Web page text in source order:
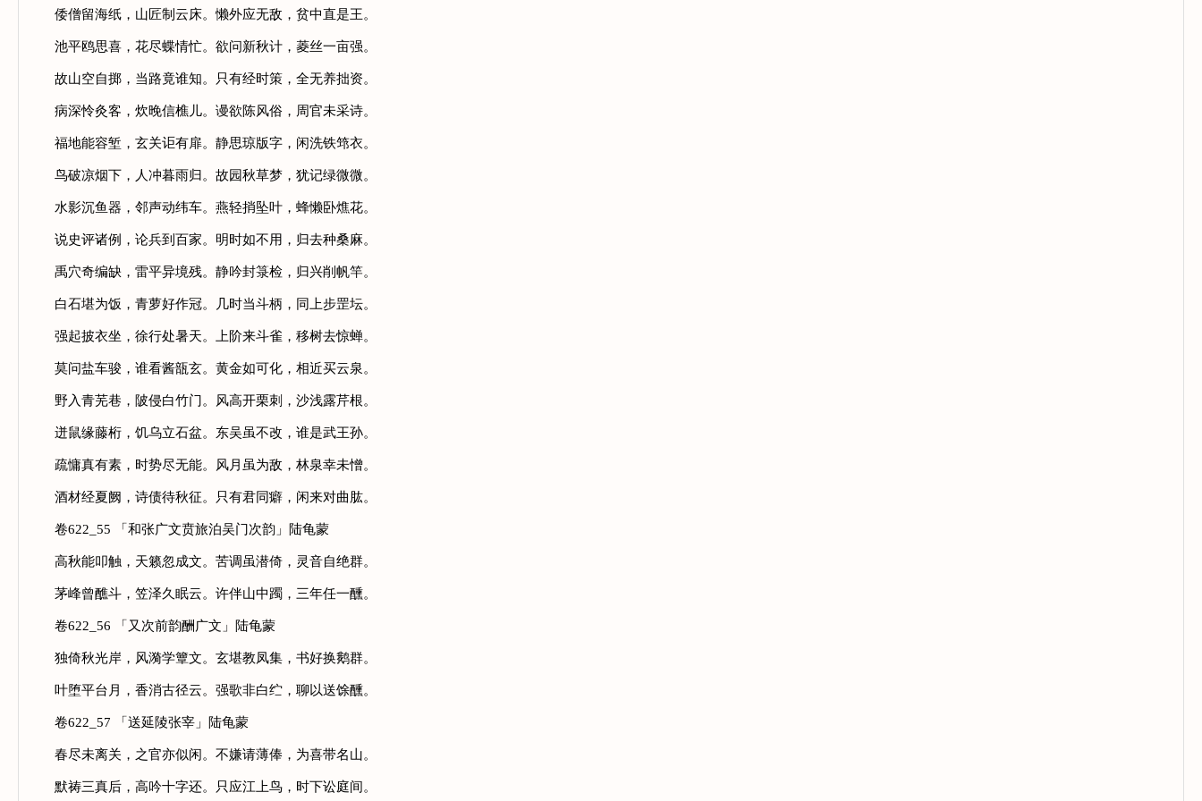
倭僧留海纸，山匠制云床。懒外应无敌，贫中直是王。
池平鸥思喜，花尽蝶情忙。欲问新秋计，菱丝一亩强。
故山空自掷，当路竟谁知。只有经时策，全无养拙资。
病深怜灸客，炊晚信樵儿。谩欲陈风俗，周官未采诗。
福地能容堑，玄关讵有扉。静思琼版字，闲洗铁筇衣。
鸟破凉烟下，人冲暮雨归。故园秋草梦，犹记绿微微。
水影沉鱼器，邻声动纬车。燕轻捎坠叶，蜂懒卧燋花。
说史评诸例，论兵到百家。明时如不用，归去种桑麻。
禹穴奇编缺，雷平异境残。静吟封箓检，归兴削帆竿。
白石堪为饭，青萝好作冠。几时当斗柄，同上步罡坛。
强起披衣坐，徐行处暑天。上阶来斗雀，移树去惊蝉。
莫问盐车骏，谁看酱瓿玄。黄金如可化，相近买云泉。
野入青芜巷，陂侵白竹门。风高开栗刺，沙浅露芹根。
迸鼠缘藤桁，饥乌立石盆。东吴虽不改，谁是武王孙。
疏慵真有素，时势尽无能。风月虽为敌，林泉幸未憎。
酒材经夏阙，诗债待秋征。只有君同癖，闲来对曲肱。
卷622_55 「和张广文贲旅泊吴门次韵」陆龟蒙
高秋能叩触，天籁忽成文。苦调虽潜倚，灵音自绝群。
茅峰曾醮斗，笠泽久眠云。许伴山中躅，三年任一醺。
卷622_56 「又次前韵酬广文」陆龟蒙
独倚秋光岸，风漪学簟文。玄堪教凤集，书好换鹅群。
叶堕平台月，香消古径云。强歌非白纻，聊以送馀醺。
卷622_57 「送延陵张宰」陆龟蒙
春尽未离关，之官亦似闲。不嫌请薄俸，为喜带名山。
默祷三真后，高吟十字还。只应江上鸟，时下讼庭间。